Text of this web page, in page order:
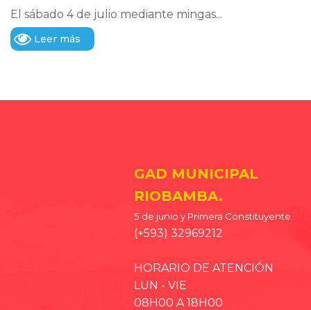
El sábado 4 de julio mediante mingas...
Leer más
GAD MUNICIPAL
RIOBAMBA.
5 de junio y Primera Constituyente.
(+593) 32969212
HORARIO DE ATENCIÓN
LUN - VIE
08H00 A 18H00